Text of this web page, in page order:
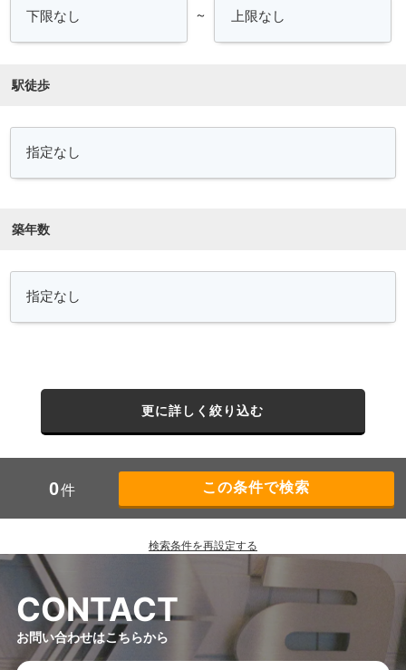
～
駅徒歩
築年数
更に詳しく絞り込む
0件
検索条件を再設定する
CONTACT
お問い合わせはこちらから